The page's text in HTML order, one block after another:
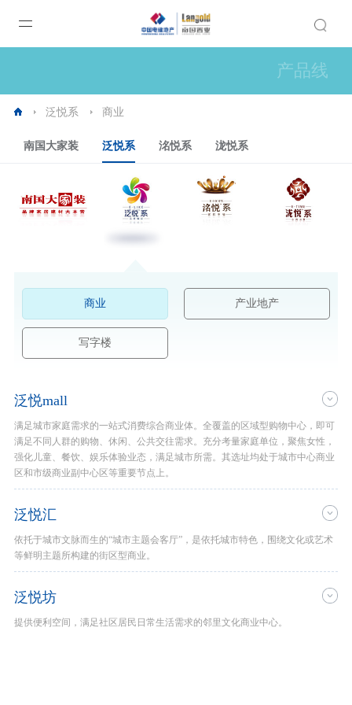
产品线
泛悦系 商业
南国大家装 泛悦系 洺悦系 泷悦系
商业 产业地产
写字楼
泛悦mall
满足城市家庭需求的一站式消费综合商业体。全覆盖的区域型购物中心，即可
满足不同人群的购物、休闲、公共交往需求。充分考量家庭单位，聚焦女性，
强化儿童、餐饮、娱乐体验业态，满足城市所需。其选址均处于城市中心商业
区和市级商业副中心区等重要节点上。
泛悦汇
依托于城市文脉而生的“城市主题会客厅”，是依托城市特色，围绕文化或艺术
等鲜明主题所构建的街区型商业。
泛悦坊
提供便利空间，满足社区居民日常生活需求的邻里文化商业中心。